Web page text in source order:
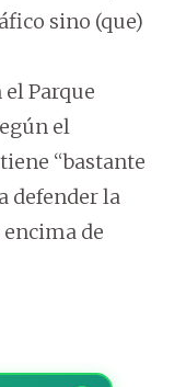
sino (que)
Parque
el
“bastante
defender la
de